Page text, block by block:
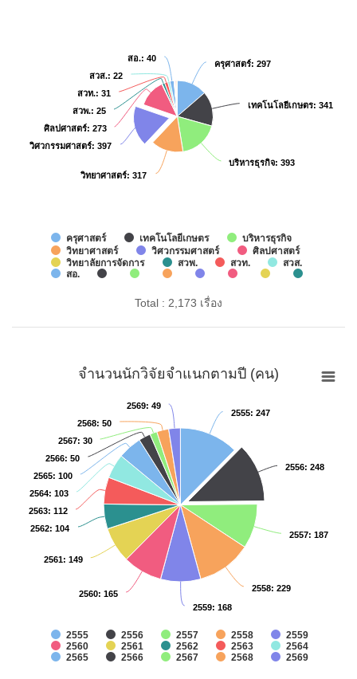
ครุศาสตร์: 297
ครุศาสตร์: 297
เทคโนโลยีเกษตร: 341
เทคโนโลยีเกษตร: 341
บริหารธุรกิจ: 393
บริหารธุรกิจ: 393
วิทยาศาสตร์: 317
วิทยาศาสตร์: 317
วิศวกรรมศาสตร์: 397
วิศวกรรมศาสตร์: 397
ศิลปศาสตร์: 273
ศิลปศาสตร์: 273
สวพ.: 25
สวพ.: 25
สวท.: 31
สวท.: 31
สวส.: 22
สวส.: 22
สอ.: 40
สอ.: 40
ครุศาสตร์ เทคโนโลยีเกษตร
บริหารธุรกิจ
วิทยาศาสตร์
วิศวกรรมศาสตร์ ศิลปศาสตร์
วิทยาลัยการจัดการ สวพ. สวท.
สวส.
สอ.
Total : 2,173 เรื่อง
จำนวนนักวิจัยจำแนกตามปี (คน)
2555: 247
2555: 247
2556: 248
2556: 248
2557: 187
2557: 187
2558: 229
2558: 229
2559: 168
2559: 168
2560: 165
2560: 165
2561: 149
2561: 149
2562: 104
2562: 104
2563: 112
2563: 112
2564: 103
2564: 103
2565: 100
2565: 100
2566: 50
2566: 50
2567: 30
2567: 30
2568: 50
2568: 50
2569: 49
2569: 49
2555 2556 2557 2558
2559
2560
2561 2562 2563
2564
2565
2566 2567 2568 2569